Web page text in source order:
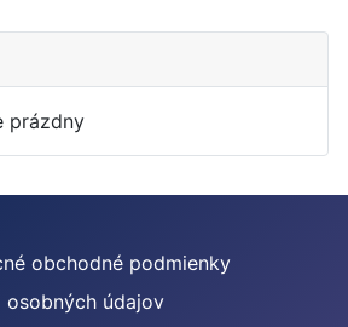
prázdny
obchodné podmienky
osobných údajov